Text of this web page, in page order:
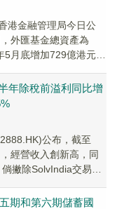
港金融管理局今日公
外匯基金總資產為
月底增加729億港元，
年除稅前溢利同比增
公布，截至
經營收入創新高，同
撇除SolvIndia交易，
期和第六期儲蓄國